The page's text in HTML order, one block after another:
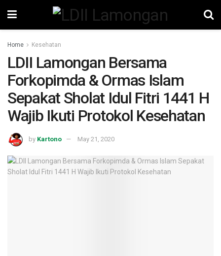
Home Kesehatan
LDII Lamongan Bersama
Forkopimda & Ormas Islam
Sepakat Sholat Idul Fitri 1441 H
Wajib Ikuti Protokol Kesehatan
by Kartono May 21, 2020